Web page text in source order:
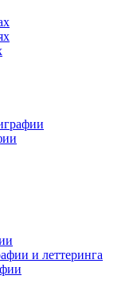
и леттеринга